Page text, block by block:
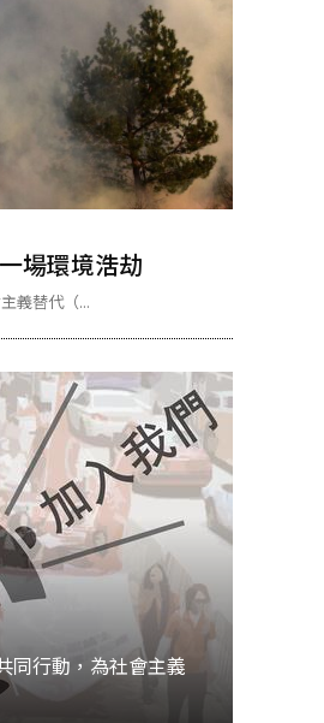
場環境浩劫
義替代（...
同行動，為社會主義